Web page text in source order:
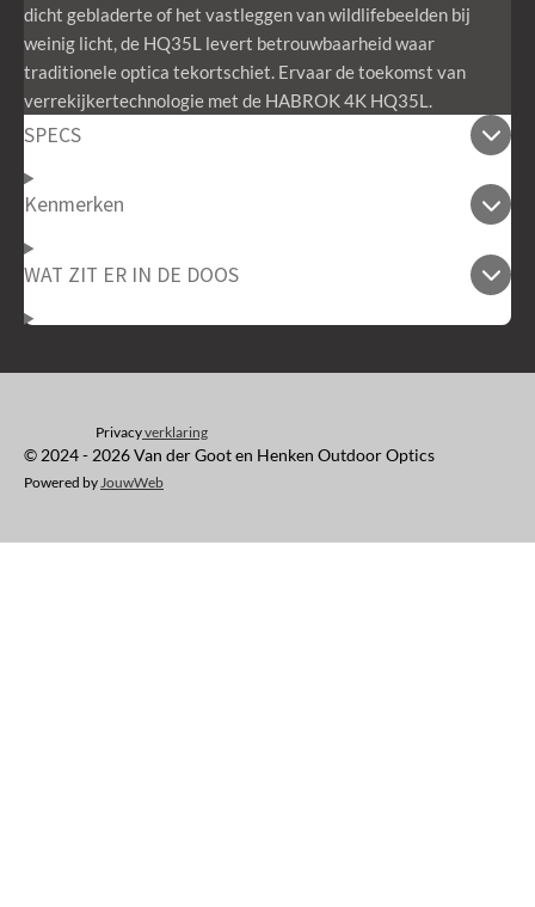
dicht gebladerte of het vastleggen van wildlifebeelden bij
weinig licht, de HQ35L levert betrouwbaarheid waar
traditionele optica tekortschiet. Ervaar de toekomst van
verrekijkertechnologie met de HABROK 4K HQ35L.
SPECS
Kenmerken
WAT ZIT ER IN DE DOOS
Privacyverklaring
© 2024 - 2026 Van der Goot en Henken Outdoor Optics
Powered by JouwWeb